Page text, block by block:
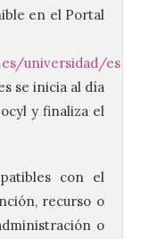
en el Portal
universidad/es
se inicia al día
y finaliza el
con el
recurso o
o